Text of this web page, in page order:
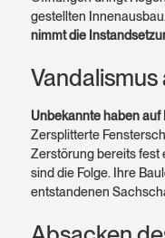
gestellten
nimmt die
Unbekannte haben
Zersplitterte
Zerstörung bereits fest
sind die Folge. Ihre
entstandenen